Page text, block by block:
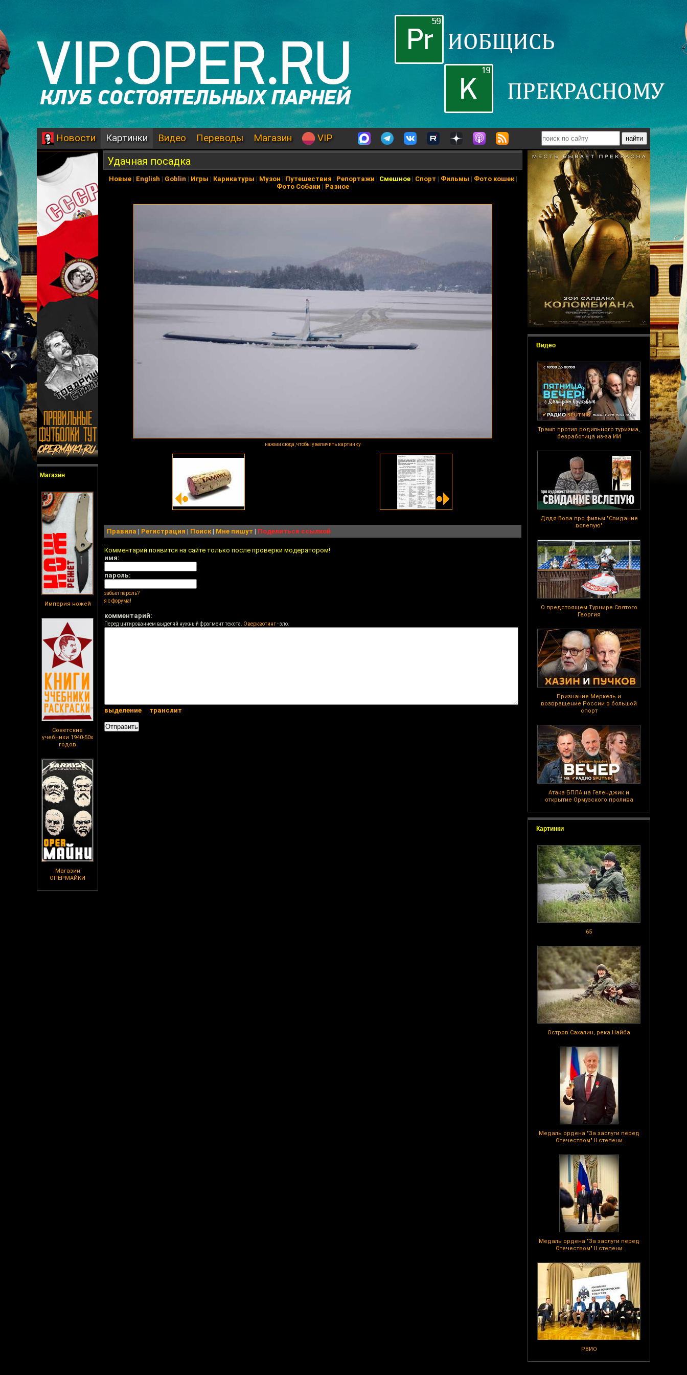
Новости Картинки Видео Переводы Магазин VIP
Магазин
Империя ножей
Советские
учебники 1940-50х
годов
Магазин
ОПЕРМАЙКИ
Видео
Трамп против родильного туризма,
безработица из-за ИИ
Дядя Вова про фильм "Свидание
вслепую"
О предстоящем Турнире Святого
Георгия
Признание Меркель и
возвращение России в большой
спорт
Атака БПЛА на Геленджик и
открытие Ормузского пролива
Картинки
65
Остров Сахалин, река Найба
Медаль ордена "За заслуги перед
Отечеством" II степени
Медаль ордена "За заслуги перед
Отечеством" II степени
РВИО
Удачная посадка
Новые| English | Goblin | Игры | Карикатуры | Музон | Путешествия | Репортажи | Смешное| Спорт | Фильмы | Фото кошек|
Фото Собаки | Разное
нажми сюда, чтобы увеличить картинку
Правила | Регистрация | Поиск| Мне пишут | Поделиться ссылкой
Комментарий появится на сайте только после проверки модератором!
имя:
пароль:
забыл пароль?
я с форума!
комментарий:
Перед цитированием выделяй нужный фрагмент текста. Оверквотинг- зло.
выделение транслит